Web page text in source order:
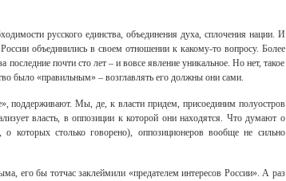
русского единства, объединения духа, сплочения нации. И
объединились в своем отношении к какому-то вопросу. Более
почти сто лет – и вовсе явление уникальное. Но нет, такое
было «правильным» – возглавлять его должны они сами.
поддерживают. Мы, де, к власти придем, присоединим полуостров
власть, в оппозиции к которой они находятся. Что думают о
столько говорено), оппозиционеров вообще не сильно
его бы тотчас заклеймили «предателем интересов России». А раз